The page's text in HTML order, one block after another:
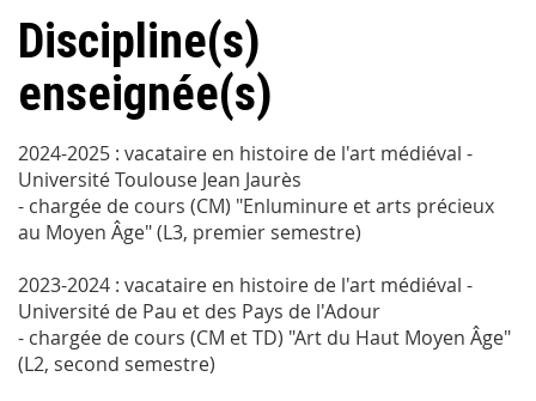
Discipline(s)
enseignée(s)
2024-2025 : vacataire en histoire de l'art médiéval -
Université Toulouse Jean Jaurès
- chargée de cours (CM) "Enluminure et arts précieux
au Moyen Âge" (L3, premier semestre)
2023-2024 : vacataire en histoire de l'art médiéval -
Université de Pau et des Pays de l'Adour
- chargée de cours (CM et TD) "Art du Haut Moyen Âge"
(L2, second semestre)